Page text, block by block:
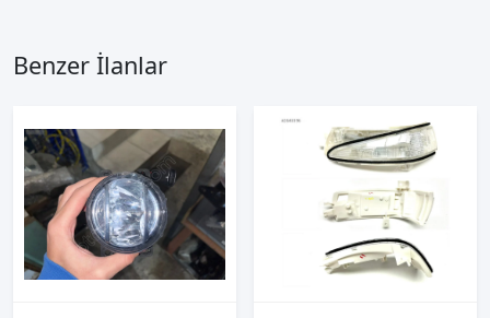
Benzer İlanlar